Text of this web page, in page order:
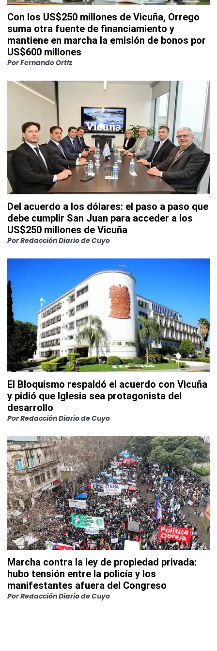
Con los US$250 millones de Vicuña, Orrego
suma otra fuente de financiamiento y
mantiene en marcha la emisión de bonos por
US$600 millones
PorFernando Ortiz
Del acuerdo a los dólares: el paso a paso que
debe cumplir San Juan para acceder a los
US$250 millones de Vicuña
PorRedacción Diario de Cuyo
El Bloquismo respaldó el acuerdo con Vicuña
y pidió que Iglesia sea protagonista del
desarrollo
PorRedacción Diario de Cuyo
Marcha contra la ley de propiedad privada:
hubo tensión entre la policía y los
manifestantes afuera del Congreso
PorRedacción Diario de Cuyo